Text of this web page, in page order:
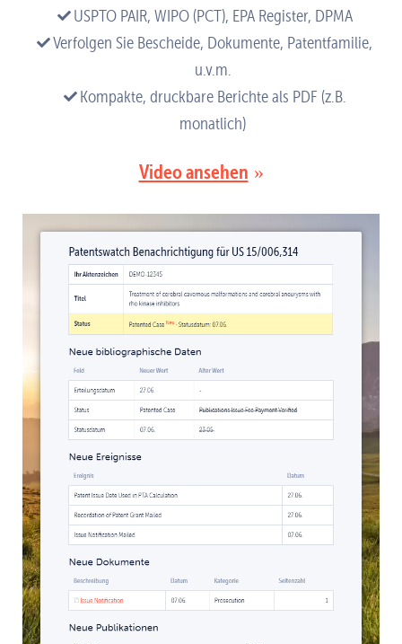
USPTO PAIR, WIPO (PCT), EPA Register, DPMA
Verfolgen Sie Bescheide, Dokumente, Patentfamilie,
u.v.m.
Kompakte, druckbare Berichte als PDF (z.B.
monatlich)
Video ansehen